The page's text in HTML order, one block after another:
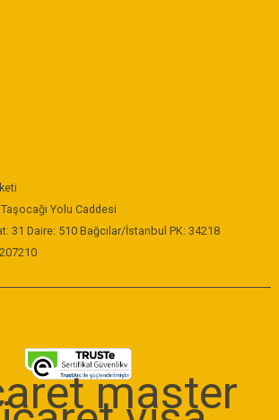
Yolu Caddesi
31 Daire: 510 Bağcılar/İstanbul PK: 34218